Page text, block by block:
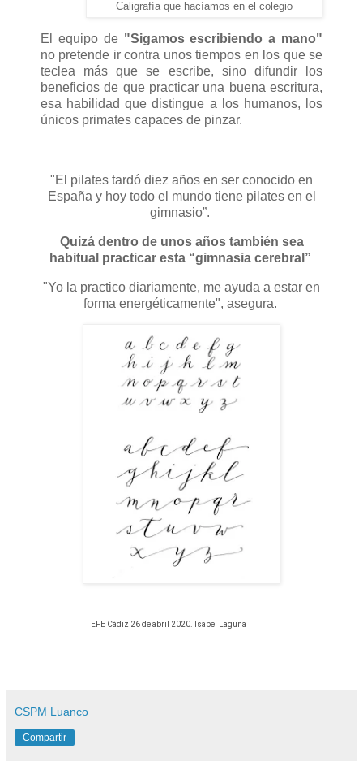
Caligrafía que hacíamos en el colegio
El equipo de "Sigamos escribiendo a mano"
no pretende ir contra unos tiempos en los que se
teclea más que se escribe, sino difundir los
beneficios de que practicar una buena escritura,
esa habilidad que distingue a los humanos, los
únicos primates capaces de pinzar.
"El pilates tardó diez años en ser conocido en
España y hoy todo el mundo tiene pilates en el
gimnasio”.
Quizá dentro de unos años también sea
habitual practicar esta “gimnasia cerebral”
"Yo la practico diariamente, me ayuda a estar en
forma energéticamente", asegura.
EFE Cádiz 26 de abril 2020. Isabel Laguna
CSPM Luanco
Compartir